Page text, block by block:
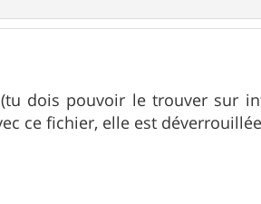
dois pouvoir le trouver sur
ce fichier, elle est